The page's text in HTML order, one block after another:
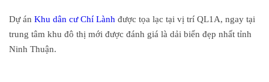
Dự án Khu dân cư Chí Lành được tọa lạc tại vị trí QL1A, ngay tại
trung tâm khu đô thị mới được đánh giá là dải biển đẹp nhất tỉnh
Ninh Thuận.